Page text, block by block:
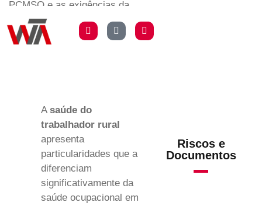
PCMSO e as exigências da
NR-31 para o setor agrícola
e agronegócio.
A saúde do
trabalhador rural
apresenta
particularidades que a
diferenciam
significativamente da
saúde ocupacional em
Riscos e
Documentos